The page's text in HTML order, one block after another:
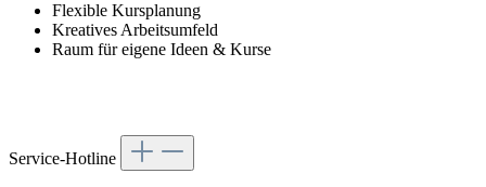
Flexible Kursplanung
Kreatives Arbeitsumfeld
Raum für eigene Ideen & Kurse
Service-Hotline